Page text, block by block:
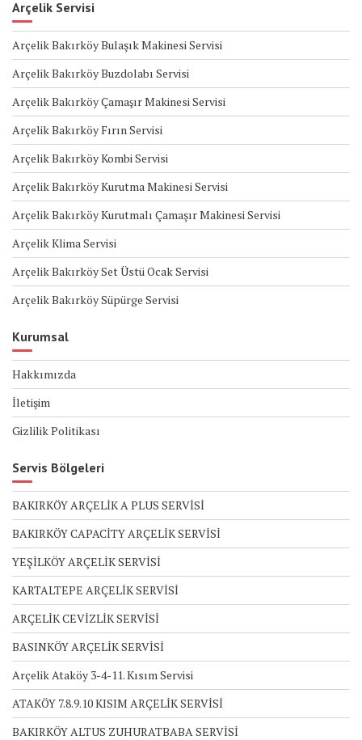
Arçelik Servisi
Arçelik Bakırköy Bulaşık Makinesi Servisi
Arçelik Bakırköy Buzdolabı Servisi
Arçelik Bakırköy Çamaşır Makinesi Servisi
Arçelik Bakırköy Fırın Servisi
Arçelik Bakırköy Kombi Servisi
Arçelik Bakırköy Kurutma Makinesi Servisi
Arçelik Bakırköy Kurutmalı Çamaşır Makinesi Servisi
Arçelik Klima Servisi
Arçelik Bakırköy Set Üstü Ocak Servisi
Arçelik Bakırköy Süpürge Servisi
Kurumsal
Hakkımızda
İletişim
Gizlilik Politikası
Servis Bölgeleri
BAKIRKÖY ARÇELİK A PLUS SERVİSİ
BAKIRKÖY CAPACİTY ARÇELİK SERVİSİ
YEŞİLKÖY ARÇELİK SERVİSİ
KARTALTEPE ARÇELİK SERVİSİ
ARÇELİK CEVİZLİK SERVİSİ
BASINKÖY ARÇELİK SERVİSİ
Arçelik Ataköy 3-4-11. Kısım Servisi
ATAKÖY 7.8.9.10 KISIM ARÇELİK SERVİSİ
BAKIRKÖY ALTUS ZUHURATBABA SERVİSİ